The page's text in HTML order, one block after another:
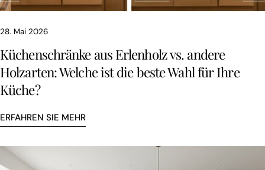
28. Mai 2026
Küchenschränke aus Erlenholz vs. andere
Holzarten: Welche ist die beste Wahl für Ihre
Küche?
ERFAHREN SIE MEHR